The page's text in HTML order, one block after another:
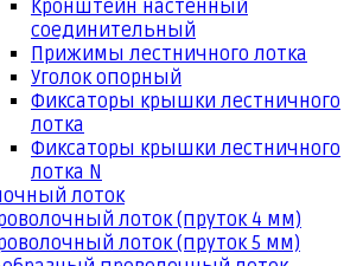
Кронштейн настенный
соединительный
Прижимы лестничного лотка
Уголок опорный
Фиксаторы крышки лестничного
лотка
Фиксаторы крышки лестничного
лотка N
лоток
лоток (пруток 4 мм)
лоток (пруток 5 мм)